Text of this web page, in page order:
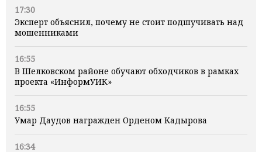
17:30
Эксперт объяснил, почему не стоит подшучивать над
мошенниками
16:55
В Шелковском районе обучают обходчиков в рамках
проекта «ИнформУИК»
16:55
Умар Даудов награжден Орденом Кадырова
16:34